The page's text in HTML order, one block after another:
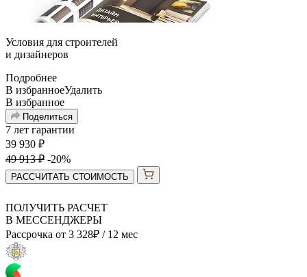
Условия для строителей
и дизайнеров
Подробнее
В избранноеУдалить
В избранное
Поделиться
7 лет гарантии
39 930 ₽
49 913₽ -20%
РАССЧИТАТЬ СТОИМОСТЬ
ПОЛУЧИТЬ РАСЧЕТ
В МЕССЕНДЖЕРЫ
Рассрочка от 3 328₽ / 12 мес